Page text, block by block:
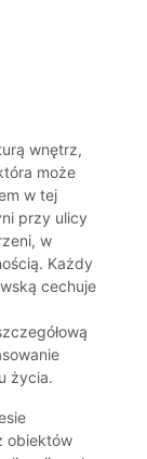
wnętrz,
może
w tej
przy ulicy
w
Każdy
cechuje
życia.
obiektów